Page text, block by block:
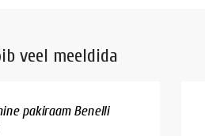
veel meeldida
pakiraam Benelli